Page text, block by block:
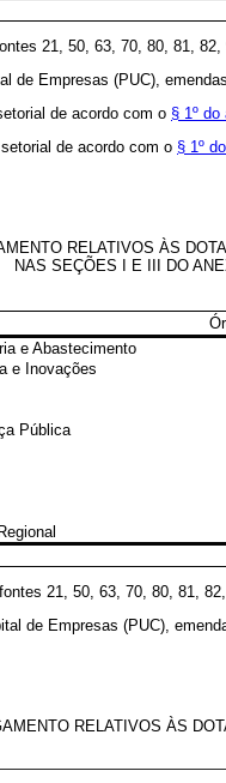
21, 50, 63, 70, 80, 81,
de Empresas (PUC),
de acordo com o § 1º do
de acordo com o § 1º
RELATIVOS ÀS
NAS SEÇÕES I E III DO
e Abastecimento
e Inovações
Pública
21, 50, 63, 70, 80, 81,
de Empresas (PUC),
RELATIVOS ÀS